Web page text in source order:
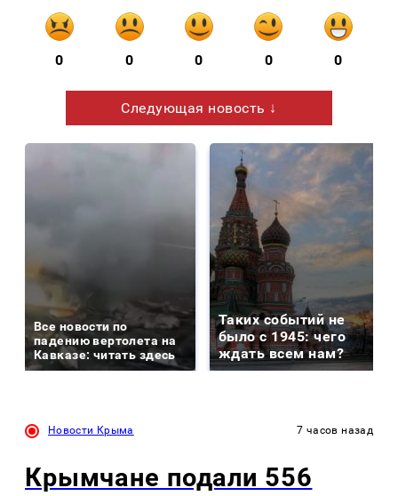
0 0 0 0 0
Следующая новость ↓
Все новости по
падению вертолета на
Кавказе: читать здесь
Таких событий не
было с 1945: чего
ждать всем нам?
Новости Крыма 7 часов назад
Крымчане подали 556